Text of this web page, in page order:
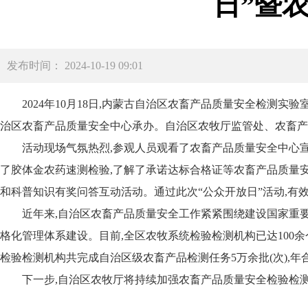
发布时间： 2024-10-19 09:01
2024年10月18日,内蒙古自治区农畜产品质量安全检测实
治区农畜产品质量安全中心承办。自治区农牧厅监管处、农畜
活动现场气氛热烈,参观人员观看了农畜产品质量安全中
了胶体金农药速测检验,了解了承诺达标合格证等农畜产品质
和科普知识有奖问答互动活动。通过此次“公众开放日”活动,
近年来,自治区农畜产品质量安全工作紧紧围绕建设国家
格化管理体系建设。目前,全区农牧系统检验检测机构已达100
检验检测机构共完成自治区级农畜产品检测任务5万余批(次),年
下一步,自治区农牧厅将持续加强农畜产品质量安全检验检